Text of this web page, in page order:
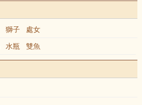
獅子 處女
水瓶 雙魚